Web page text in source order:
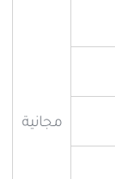
مجانية